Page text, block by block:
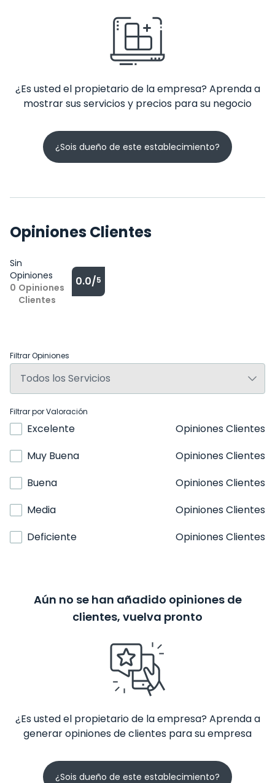
¿Es usted el propietario de la empresa? Aprenda a
mostrar sus servicios y precios para su negocio
¿Sois dueño de este establecimiento?
Opiniones Clientes
Sin
Opiniones
0 Opiniones
Clientes
0.0/5
Filtrar Opiniones
Filtrar por Valoración
Excelente
Opiniones Clientes
Muy Buena
Opiniones Clientes
Buena
Opiniones Clientes
Media
Opiniones Clientes
Deficiente
Opiniones Clientes
Aún no se han añadido opiniones de
clientes, vuelva pronto
¿Es usted el propietario de la empresa? Aprenda a
generar opiniones de clientes para su empresa
¿Sois dueño de este establecimiento?